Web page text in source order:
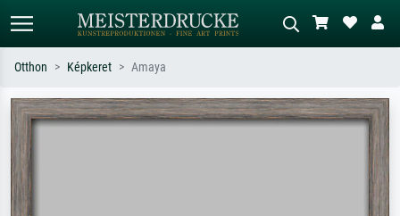
Alap keresés MI-képkereső
Írja le a jelenetet – pl. zöld rét, sok
piros absztrakt, sötét olajkép, álló akt
Otthon Képkeret Amaya